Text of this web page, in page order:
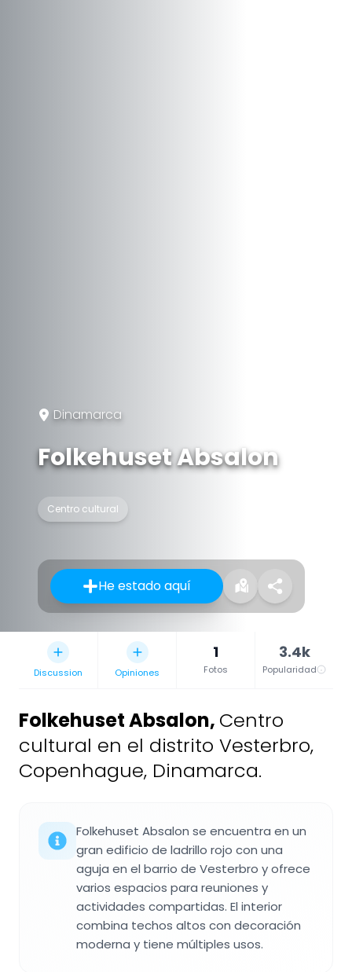
Dinamarca
Folkehuset Absalon
Centro cultural
He estado aquí
Discussion Opiniones
1
Fotos
3.4k
Popularidad
Folkehuset Absalon, Centro
cultural en el distrito Vesterbro,
Copenhague, Dinamarca.
Folkehuset Absalon se encuentra en un
gran edificio de ladrillo rojo con una
aguja en el barrio de Vesterbro y ofrece
varios espacios para reuniones y
actividades compartidas. El interior
combina techos altos con decoración
moderna y tiene múltiples usos.